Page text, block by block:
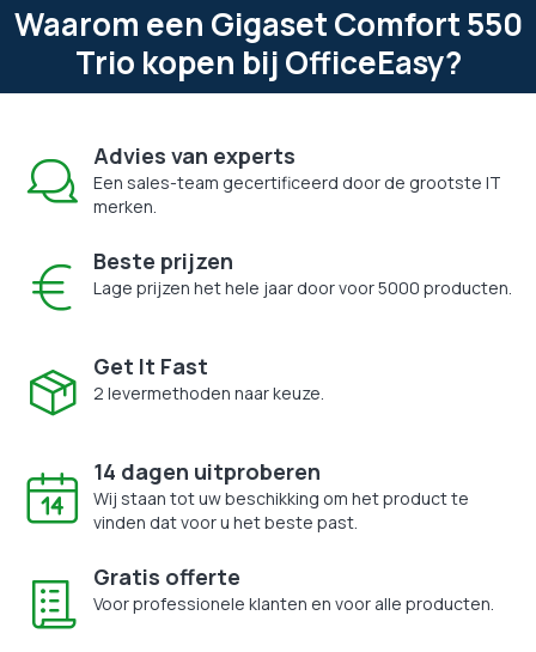
Waarom een Gigaset Comfort 550
Trio kopen bij OfficeEasy?
Advies van experts
Een sales-team gecertificeerd door de grootste IT
merken.
Beste prijzen
Lage prijzen het hele jaar door voor 5000 producten.
Get It Fast
2 levermethoden naar keuze.
14 dagen uitproberen
Wij staan tot uw beschikking om het product te
vinden dat voor u het beste past.
Gratis offerte
Voor professionele klanten en voor alle producten.